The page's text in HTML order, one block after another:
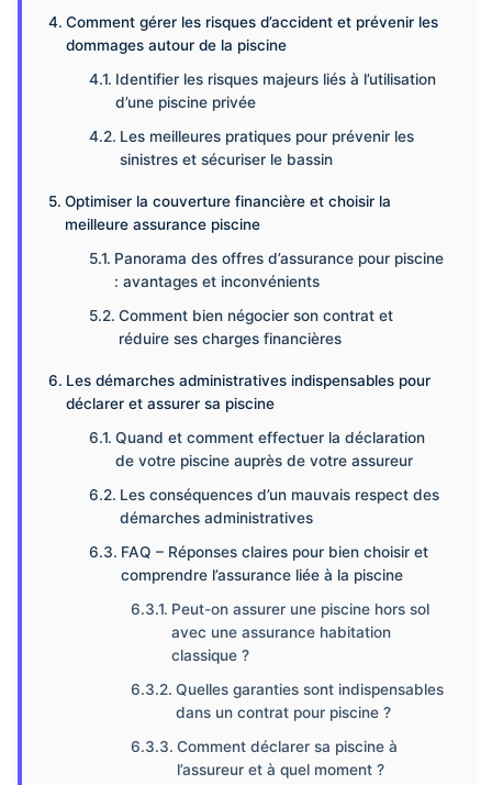
Comment gérer les risques d’accident et prévenir les
dommages autour de la piscine
Identifier les risques majeurs liés à l’utilisation
d’une piscine privée
Les meilleures pratiques pour prévenir les
sinistres et sécuriser le bassin
Optimiser la couverture financière et choisir la
meilleure assurance piscine
Panorama des offres d’assurance pour piscine
: avantages et inconvénients
Comment bien négocier son contrat et
réduire ses charges financières
Les démarches administratives indispensables pour
déclarer et assurer sa piscine
Quand et comment effectuer la déclaration
de votre piscine auprès de votre assureur
Les conséquences d’un mauvais respect des
démarches administratives
FAQ – Réponses claires pour bien choisir et
comprendre l’assurance liée à la piscine
Peut-on assurer une piscine hors sol
avec une assurance habitation
classique ?
Quelles garanties sont indispensables
dans un contrat pour piscine ?
Comment déclarer sa piscine à
l’assureur et à quel moment ?